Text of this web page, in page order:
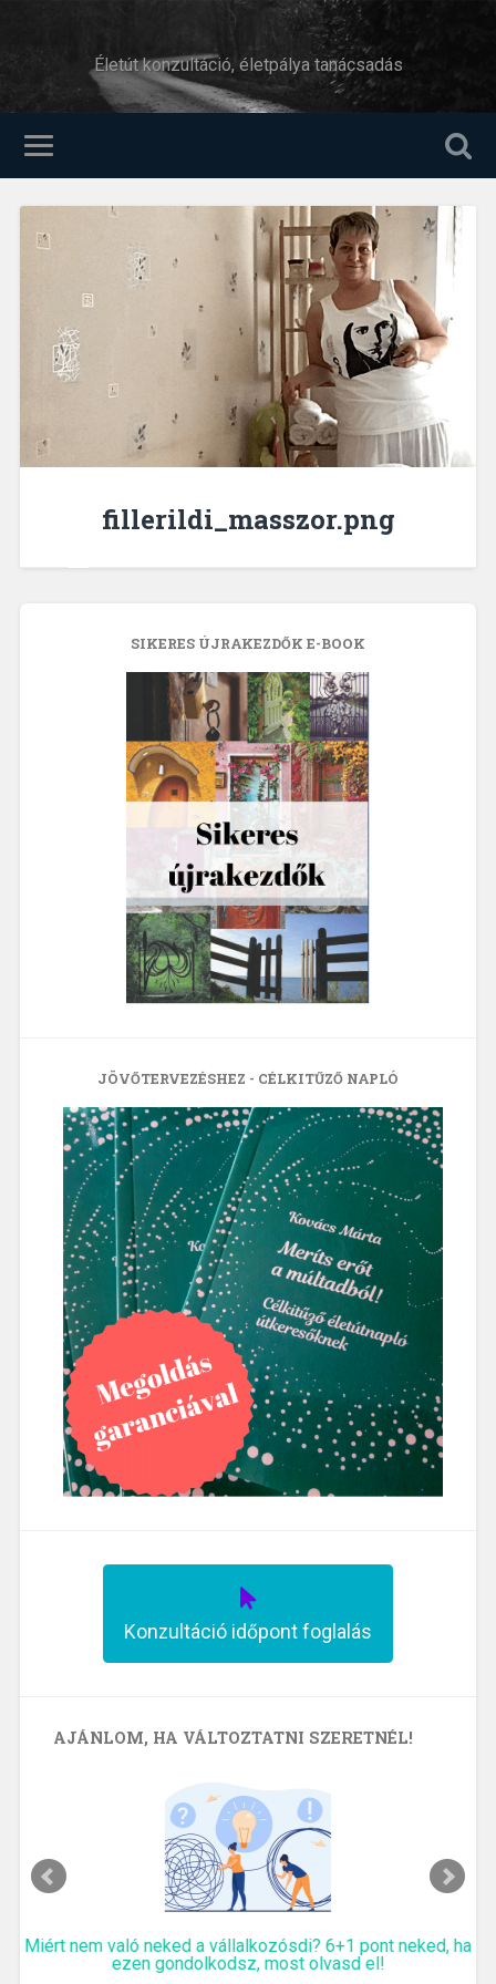
Életút konzultáció, életpálya tanácsadás
fillerildi_masszor.png
SIKERES ÚJRAKEZDŐK E-BOOK
JÖVŐTERVEZÉSHEZ - CÉLKITŰZŐ NAPLÓ
Konzultáció időpont foglalás
AJÁNLOM, HA VÁLTOZTATNI SZERETNÉL!
Miért nem való neked a vállalkozósdi? 6+1 pont neked, ha
ezen gondolkodsz, most olvasd el!